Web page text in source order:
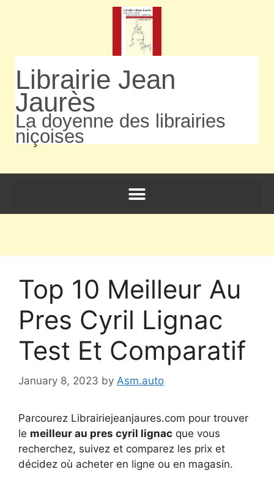
Librairie Jean
Jaurès
La doyenne des librairies
niçoises
Top 10 Meilleur Au
Pres Cyril Lignac
Test Et Comparatif
January 8, 2023 by Asm.auto
Parcourez Librairiejeanjaures.com pour trouver
le meilleur au pres cyril lignac que vous
recherchez, suivez et comparez les prix et
décidez où acheter en ligne ou en magasin.